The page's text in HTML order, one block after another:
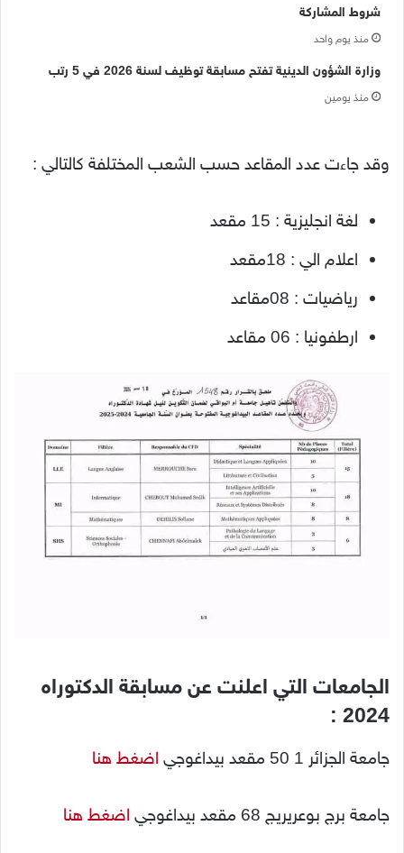
شروط المشاركة
منذ يوم واحد
وزارة الشؤون الدينية تفتح مسابقة توظيف لسنة 2026 في 5 رتب
منذ يومين
وقد جاءت عدد المقاعد حسب الشعب المختلفة كالتالي :
لغة انجليزية : 15 مقعد
اعلام الي : 18مقعد
رياضيات : 08مقاعد
ارطفونيا : 06 مقاعد
الجامعات التي اعلنت عن مسابقة الدكتوراه
2024 :
جامعة الجزائر 1 50 مقعد بيداغوجي اضغط هنا
جامعة برج بوعريريج 68 مقعد بيداغوجي اضغط هنا